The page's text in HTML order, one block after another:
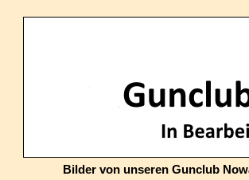
Bilder von unseren Gunclub